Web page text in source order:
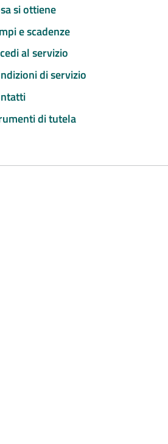
si ottiene
e scadenze
al servizio
di servizio
di tutela